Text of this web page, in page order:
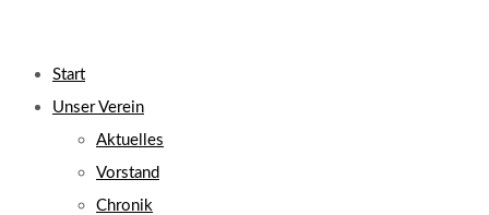
Start
Unser Verein
Aktuelles
Vorstand
Chronik